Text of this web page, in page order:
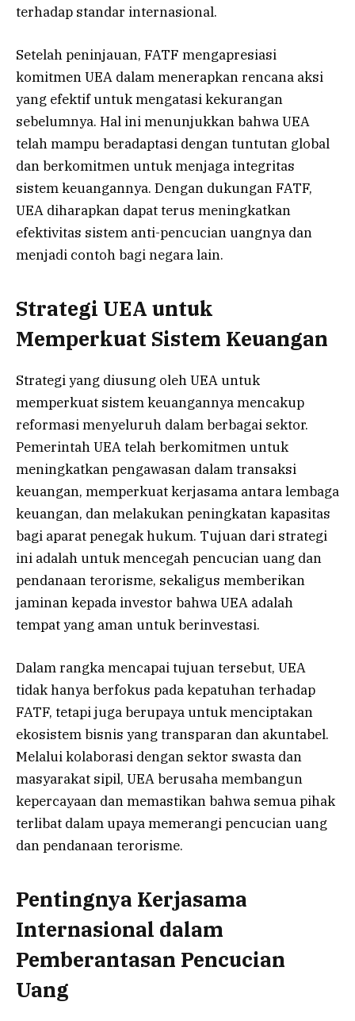
terhadap standar internasional.
Setelah peninjauan, FATF mengapresiasi
komitmen UEA dalam menerapkan rencana aksi
yang efektif untuk mengatasi kekurangan
sebelumnya. Hal ini menunjukkan bahwa UEA
telah mampu beradaptasi dengan tuntutan global
dan berkomitmen untuk menjaga integritas
sistem keuangannya. Dengan dukungan FATF,
UEA diharapkan dapat terus meningkatkan
efektivitas sistem anti-pencucian uangnya dan
menjadi contoh bagi negara lain.
Strategi UEA untuk
Memperkuat Sistem Keuangan
Strategi yang diusung oleh UEA untuk
memperkuat sistem keuangannya mencakup
reformasi menyeluruh dalam berbagai sektor.
Pemerintah UEA telah berkomitmen untuk
meningkatkan pengawasan dalam transaksi
keuangan, memperkuat kerjasama antara lembaga
keuangan, dan melakukan peningkatan kapasitas
bagi aparat penegak hukum. Tujuan dari strategi
ini adalah untuk mencegah pencucian uang dan
pendanaan terorisme, sekaligus memberikan
jaminan kepada investor bahwa UEA adalah
tempat yang aman untuk berinvestasi.
Dalam rangka mencapai tujuan tersebut, UEA
tidak hanya berfokus pada kepatuhan terhadap
FATF, tetapi juga berupaya untuk menciptakan
ekosistem bisnis yang transparan dan akuntabel.
Melalui kolaborasi dengan sektor swasta dan
masyarakat sipil, UEA berusaha membangun
kepercayaan dan memastikan bahwa semua pihak
terlibat dalam upaya memerangi pencucian uang
dan pendanaan terorisme.
Pentingnya Kerjasama
Internasional dalam
Pemberantasan Pencucian
Uang